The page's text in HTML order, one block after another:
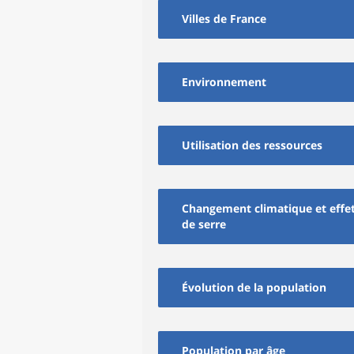
Villes de France
Environnement
Utilisation des ressources
Changement climatique et
de serre
Évolution de la population
Population par âge